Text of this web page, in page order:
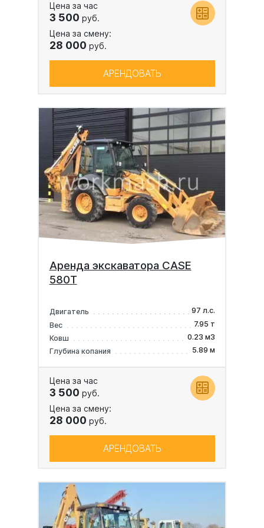
Цена за час
3 500 руб.
Цена за смену:
28 000 руб.
АРЕНДОВАТЬ
Аренда экскаватора CASE
580T
Двигатель
97 л.с.
Вес
7.95 т
Ковш
0.23 м3
Глубина копания
5.89 м
Цена за час
3 500 руб.
Цена за смену:
28 000 руб.
АРЕНДОВАТЬ